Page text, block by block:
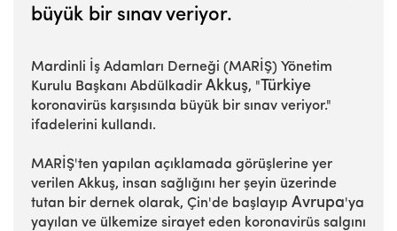
büyük bir sınav veriyor.
Mardinli İş Adamları Derneği (MARİŞ) Yönetim
Kurulu Başkanı Abdülkadir Akkuş, "Türkiye
koronavirüs karşısında büyük bir sınav veriyor."
ifadelerini kullandı.
MARİŞ'ten yapılan açıklamada görüşlerine yer
verilen Akkuş, insan sağlığını her şeyin üzerinde
tutan bir dernek olarak, Çin'de başlayıp Avrupa'ya
yayılan ve ülkemize sirayet eden koronavirüs salgını